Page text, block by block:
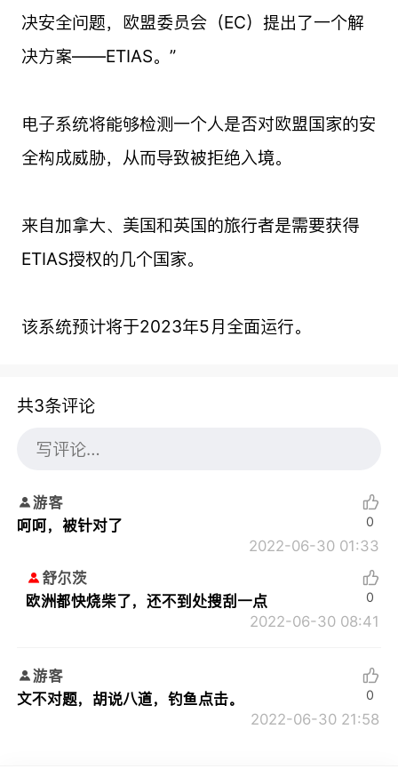
决安全问题，欧盟委员会（EC）提出了一个解
决方案——ETIAS。”
电子系统将能够检测一个人是否对欧盟国家的安
全构成威胁，从而导致被拒绝入境。
来自加拿大、美国和英国的旅行者是需要获得
ETIAS授权的几个国家。
该系统预计将于2023年5月全面运行。
共3条评论
游客
呵呵，被针对了
2022-06-30 01:33
0
舒尔茨
欧洲都快烧柴了，还不到处搜刮一点
2022-06-30 08:41
0
游客
文不对题，胡说八道，钓鱼点击。
2022-06-30 21:58
0